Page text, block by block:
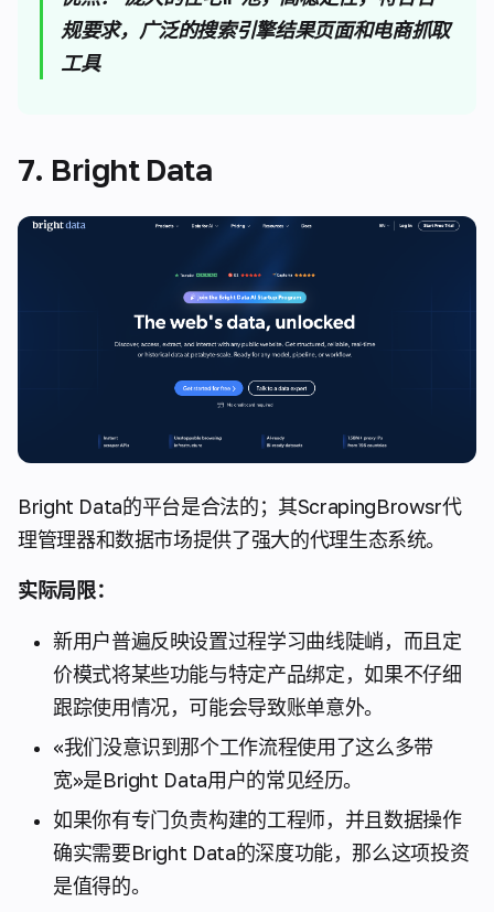
规要求，广泛的搜索引擎结果页面和电商抓取
工具
7. Bright Data
Bright Data的平台是合法的；其ScrapingBrowsr代
理管理器和数据市场提供了强大的代理生态系统。
实际局限：
新用户普遍反映设置过程学习曲线陡峭，而且定
价模式将某些功能与特定产品绑定，如果不仔细
跟踪使用情况，可能会导致账单意外。
«我们没意识到那个工作流程使用了这么多带
宽»是Bright Data用户的常见经历。
如果你有专门负责构建的工程师，并且数据操作
确实需要Bright Data的深度功能，那么这项投资
是值得的。